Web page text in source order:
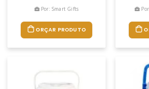
Por: Smart Gifts
ORÇAR PRODUTO